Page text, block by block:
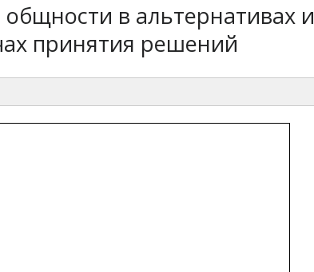
в альтернативах и
принятия решений